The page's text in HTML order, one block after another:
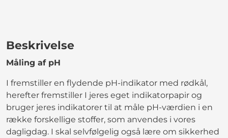
Beskrivelse
Måling af pH
I fremstiller en flydende pH-indikator med rødkål,
herefter fremstiller I jeres eget indikatorpapir og
bruger jeres indikatorer til at måle pH-værdien i en
række forskellige stoffer, som anvendes i vores
dagligdag. I skal selvfølgelig også lære om sikkerhed